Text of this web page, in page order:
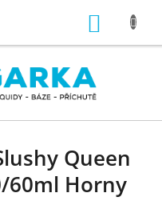
Queen
60ml Horny